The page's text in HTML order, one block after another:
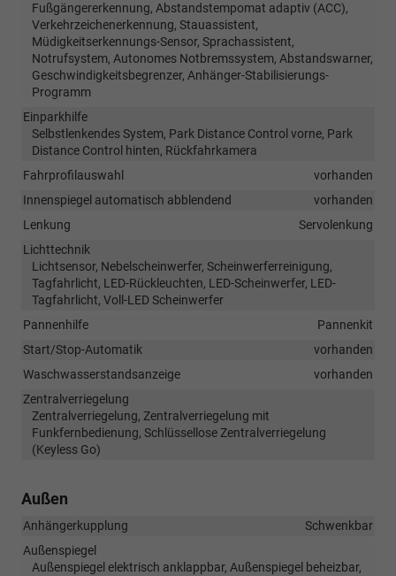
Fußgängererkennung, Abstandstempomat adaptiv (ACC),
Verkehrzeichenerkennung, Stauassistent,
Müdigkeitserkennungs-Sensor, Sprachassistent,
Notrufsystem, Autonomes Notbremssystem, Abstandswarner,
Geschwindigkeitsbegrenzer, Anhänger-Stabilisierungs-
Programm
Einparkhilfe
Selbstlenkendes System, Park Distance Control vorne, Park
Distance Control hinten, Rückfahrkamera
Fahrprofilauswahl
vorhanden
Innenspiegel automatisch abblendend
vorhanden
Lenkung
Servolenkung
Lichttechnik
Lichtsensor, Nebelscheinwerfer, Scheinwerferreinigung,
Tagfahrlicht, LED-Rückleuchten, LED-Scheinwerfer, LED-
Tagfahrlicht, Voll-LED Scheinwerfer
Pannenhilfe
Pannenkit
Start/Stop-Automatik
vorhanden
Waschwasserstandsanzeige
vorhanden
Zentralverriegelung
Zentralverriegelung, Zentralverriegelung mit
Funkfernbedienung, Schlüssellose Zentralverriegelung
(Keyless Go)
Außen
Anhängerkupplung
Schwenkbar
Außenspiegel
Außenspiegel elektrisch anklappbar, Außenspiegel beheizbar,